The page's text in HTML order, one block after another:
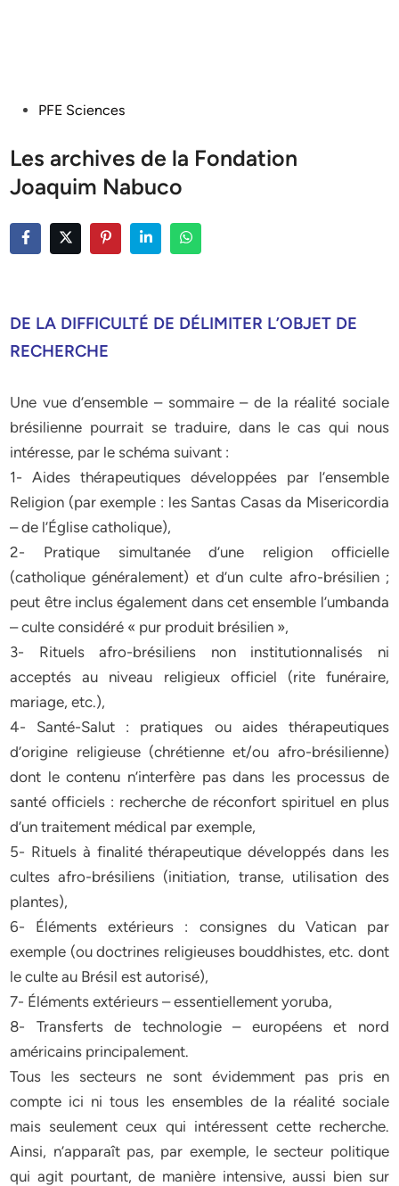
PostedPFE Sciences
Les archives de la Fondation
Joaquim Nabuco
DE LA DIFFICULTÉ DE DÉLIMITER L’OBJET DE
RECHERCHE
Une vue d’ensemble – sommaire – de la réalité sociale
brésilienne pourrait se traduire, dans le cas qui nous
intéresse, par le schéma suivant :
1- Aides thérapeutiques développées par l’ensemble
Religion (par exemple : les Santas Casas da Misericordia
– de l’Église catholique),
2- Pratique simultanée d’une religion officielle
(catholique généralement) et d’un culte afro-brésilien ;
peut être inclus également dans cet ensemble l’umbanda
– culte considéré « pur produit brésilien »,
3- Rituels afro-brésiliens non institutionnalisés ni
acceptés au niveau religieux officiel (rite funéraire,
mariage, etc.),
4- Santé-Salut : pratiques ou aides thérapeutiques
d’origine religieuse (chrétienne et/ou afro-brésilienne)
dont le contenu n’interfère pas dans les processus de
santé officiels : recherche de réconfort spirituel en plus
d’un traitement médical par exemple,
5- Rituels à finalité thérapeutique développés dans les
cultes afro-brésiliens (initiation, transe, utilisation des
plantes),
6- Éléments extérieurs : consignes du Vatican par
exemple (ou doctrines religieuses bouddhistes, etc. dont
le culte au Brésil est autorisé),
7- Éléments extérieurs – essentiellement yoruba,
8- Transferts de technologie – européens et nord
américains principalement.
Tous les secteurs ne sont évidemment pas pris en
compte ici ni tous les ensembles de la réalité sociale
mais seulement ceux qui intéressent cette recherche.
Ainsi, n’apparaît pas, par exemple, le secteur politique
qui agit pourtant, de manière intensive, aussi bien sur